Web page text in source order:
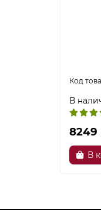
В
8249
В